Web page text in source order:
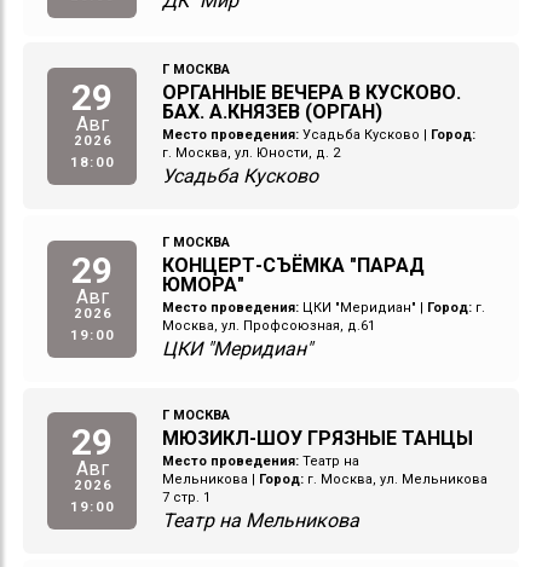
29
Авг
2026
18:00
Г МОСКВА
ОРГАННЫЕ ВЕЧЕРА В КУСКОВО.
БАХ. А.КНЯЗЕВ (ОРГАН)
Место проведения: Усадьба Кусково
Город:
г. Москва, ул. Юности, д. 2
Усадьба Кусково
29
Авг
2026
19:00
Г МОСКВА
КОНЦЕРТ-СЪЁМКА "ПАРАД
ЮМОРА"
Место проведения: ЦКИ "Меридиан" Город: г.
Москва, ул. Профсоюзная, д.61
ЦКИ "Меридиан"
29
Авг
2026
19:00
Г МОСКВА
МЮЗИКЛ-ШОУ ГРЯЗНЫЕ ТАНЦЫ
Место проведения: Театр на
Мельникова
Город: г. Москва, ул. Мельникова
7 стр. 1
Театр на Мельникова